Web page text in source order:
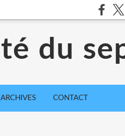
du
ARCHIVES CONTACT